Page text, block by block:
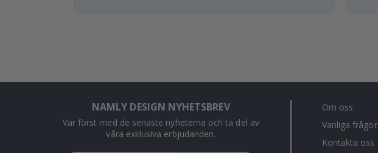
NAMLY DESIGN NYHETSBREV
Var först med de senaste nyheterna och ta del av
våra exklusiva erbjudanden.
Om oss
Vanliga frågor
Kontakta oss